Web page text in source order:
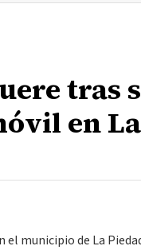
tras
en
el municipio de La